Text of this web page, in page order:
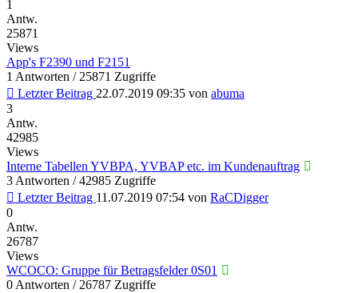
1
Antw.
25871
Views
App's F2390 und F2151
1 Antworten / 25871 Zugriffe
Letzter Beitrag 22.07.2019 09:35 von abuma
3
Antw.
42985
Views
Interne Tabellen YVBPA, YVBAP etc. im Kundenauftrag
3 Antworten / 42985 Zugriffe
Letzter Beitrag 11.07.2019 07:54 von RaCDigger
0
Antw.
26787
Views
WCOCO: Gruppe für Betragsfelder 0S01
0 Antworten / 26787 Zugriffe